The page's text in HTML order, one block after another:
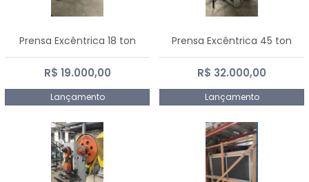
Prensa Excêntrica 18 ton
R$ 19.000,00
Lançamento
Prensa Excêntrica 45 ton
R$ 32.000,00
Lançamento